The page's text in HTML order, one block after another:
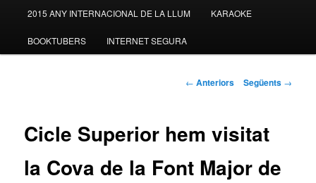
2015 ANY INTERNACIONAL DE LA LLUM KARAOKE
BOOKTUBERS INTERNET SEGURA
Navegació
← Anteriors Següents →
Cicle Superior hem visitat
la Cova de la Font Major de